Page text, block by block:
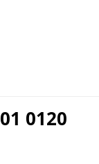
0120